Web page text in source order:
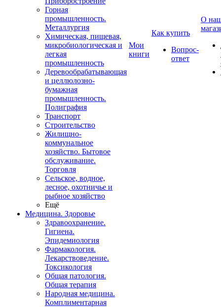
Горная
промышленность.
Металлургия
Химическая, пищевая,
микробиологическая и
легкая
промышленность
Деревообрабатывающая
и целлюлозно-
бумажная
промышленность.
Полиграфия
Транспорт
Строительство
Жилищно-
коммунальное
хозяйство. Бытовое
обслуживание.
Торговля
Сельское, водное,
лесное, охотничье и
рыбное хозяйство
Ещё
Медицина. Здоровье
Здравоохранение.
Гигиена.
Эпидемиология
Фармакология.
Лекарствоведение.
Токсикология
Общая патология.
Общая терапия
Народная медицина.
Комплиментарная
Мои
книги
Как купить
Вопрос-
ответ
О